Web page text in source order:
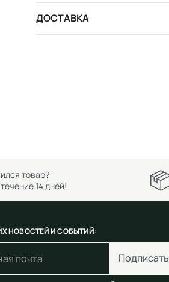
ДОСТАВКА
товар?
14 дней!
НОВОСТЕЙ И СОБЫТИЙ: